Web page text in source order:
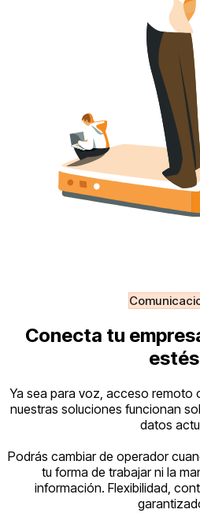
Conecta tu
Ya sea para voz, acceso remoto
nuestras soluciones funcionan
datos
Podrás cambiar de operador
tu forma de trabajar ni la
información. Flexibilidad,